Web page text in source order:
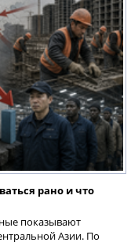
рано и что
показывают
Азии. По